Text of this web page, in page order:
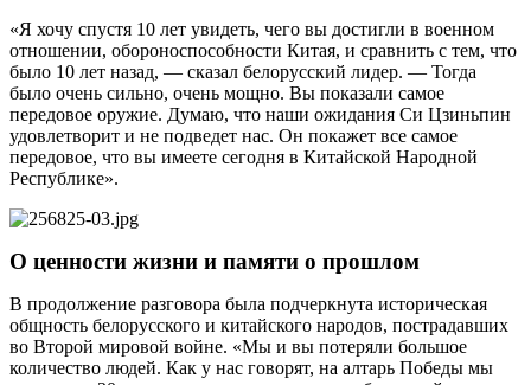
«Я хочу спустя 10 лет увидеть, чего вы достигли в военном
отношении, обороноспособности Китая, и сравнить с тем, что
было 10 лет назад, — сказал белорусский лидер. — Тогда
было очень сильно, очень мощно. Вы показали самое
передовое оружие. Думаю, что наши ожидания Си Цзиньпин
удовлетворит и не подведет нас. Он покажет все самое
передовое, что вы имеете сегодня в Китайской Народной
Республике».
О ценности жизни и памяти о прошлом
В продолжение разговора была подчеркнута историческая
общность белорусского и китайского народов, пострадавших
во Второй мировой войне. «Мы и вы потеряли большое
количество людей. Как у нас говорят, на алтарь Победы мы